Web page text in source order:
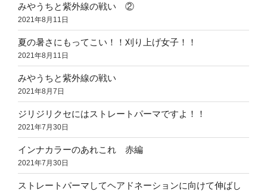
みやうちと紫外線の戦い ②
2021年8月11日
夏の暑さにもってこい！！刈り上げ女子！！
2021年8月11日
みやうちと紫外線の戦い
2021年8月7日
ジリジリクセにはストレートパーマですよ！！
2021年7月30日
インナカラーのあれこれ 赤編
2021年7月30日
ストレートパーマしてヘアドネーションに向けて伸ばし